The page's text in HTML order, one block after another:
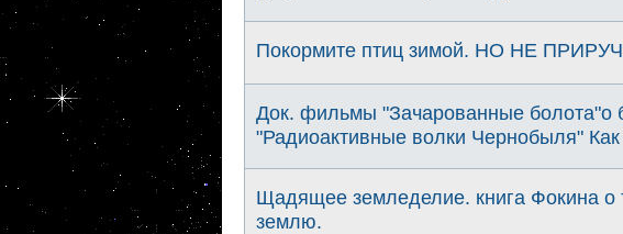
Покормите птиц зимой. НО НЕ
Док. фильмы "Зачарованные болота"о
"Радиоактивные волки Чернобыля"
Щадящее земледелие. книга Фокина о
землю.